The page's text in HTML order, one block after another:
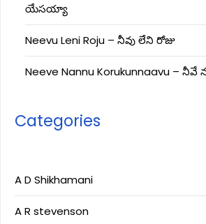
యేసయ్యా
Neevu Leni Roju – నీవు లేని రోజు
Neeve Nannu Korukunnaavu – నీవే
Categories
A D Shikhamani
A R stevenson